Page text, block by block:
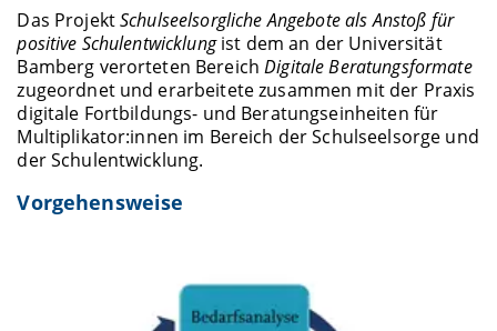
Das ProjektSchulseelsorgliche Angebote als Anstoß für
positive Schulentwicklungist dem an der Universität
Bamberg verorteten BereichDigitale Beratungsformate
zugeordnet und erarbeitete zusammen mit der Praxis
digitale Fortbildungs- und Beratungseinheiten für
Multiplikator:innen im Bereich der Schulseelsorge und
der Schulentwicklung.
Vorgehensweise